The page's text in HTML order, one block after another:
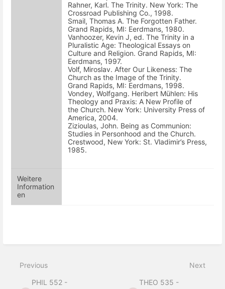
Rahner, Karl. The Trinity. New York: The
Crossroad Publishing Co., 1998.
Smail, Thomas A. The Forgotten Father.
Grand Rapids, MI: Eerdmans, 1980.
Vanhoozer, Kevin J, ed. The Trinity in a
Pluralistic Age: Theological Essays on
Culture and Religion. Grand Rapids, MI:
Eerdmans, 1997.
Volf, Miroslav. After Our Likeness: The
Church as the Image of the Trinity.
Grand Rapids, MI: Eerdmans, 1998.
Vondey, Wolfgang. Heribert Mühlen: His
Theology and Praxis: A New Profile of
the Church. New York: University Press of
America, 2004.
Zizioulas, John. Being as Communion:
Studies in Personhood and the Church.
Crestwood, New York: St. Vladimir’s Press,
1985.
Weitere
Information
en
Previous
PHIL 552 -
Next
THEO 535 -